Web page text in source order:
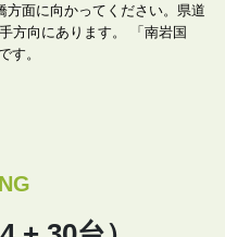
面に向かってください。県道
方向にあります。 「南岩国
す。